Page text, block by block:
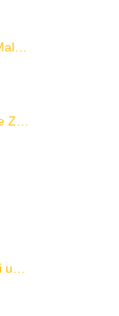
“La Brüma – Voci al tramonto, di una vita e di un’epoca”